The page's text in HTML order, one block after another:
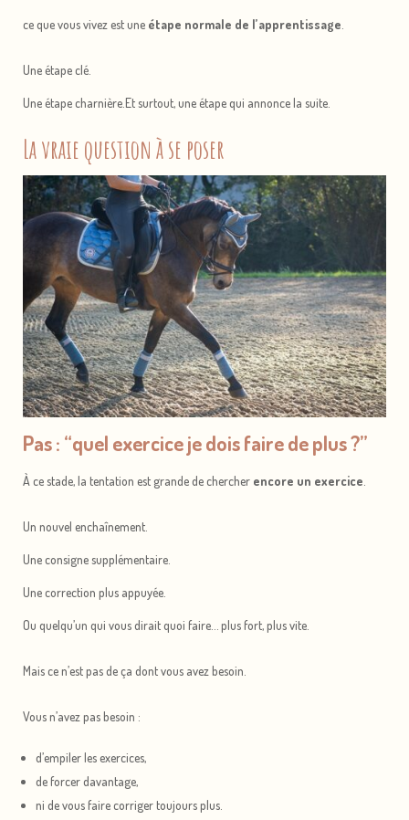
ce que vous vivez est une étape normale de l’apprentissage
Une étape clé.
Une étape charnière.Et surtout, une étape qui annonce la suite.
La vraie question à se poser
Pas : “quel exercice je dois faire de plus ?”
À ce stade, la tentation est grande de chercher encore un exercice
Un nouvel enchaînement.
Une consigne supplémentaire.
Une correction plus appuyée.
Ou quelqu’un qui vous dirait quoi faire… plus fort, plus vite.
Mais ce n’est pas de ça dont vous avez besoin.
Vous n’avez pas besoin :
d’empiler les exercices,
de forcer davantage,
ni de vous faire corriger toujours plus.